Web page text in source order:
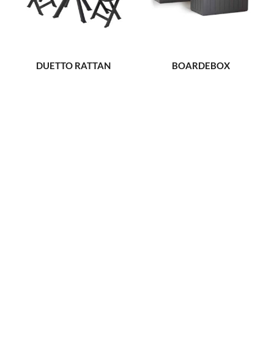
DUETTO RATTAN BOARDEBOX